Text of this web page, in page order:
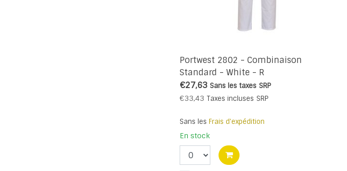
Portwest 2802 - Combinaison
Standard - White - R
€27,63 Sans les taxes SRP
€33,43 Taxes incluses SRP
Sans les Frais d'expédition
En stock